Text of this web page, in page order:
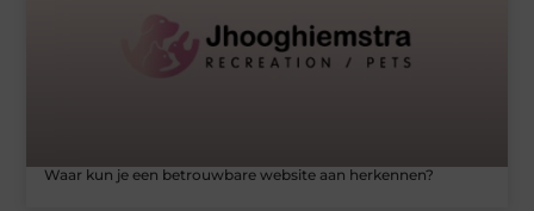
Waar kun je een betrouwbare website aan herkennen?